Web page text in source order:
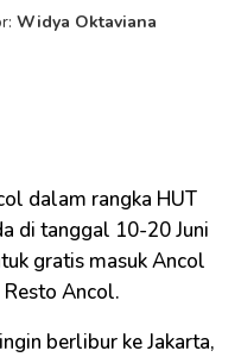
Widya Oktaviana
dalam rangka HUT
di tanggal 10-20 Juni
gratis masuk Ancol
Ancol.
berlibur ke Jakarta,